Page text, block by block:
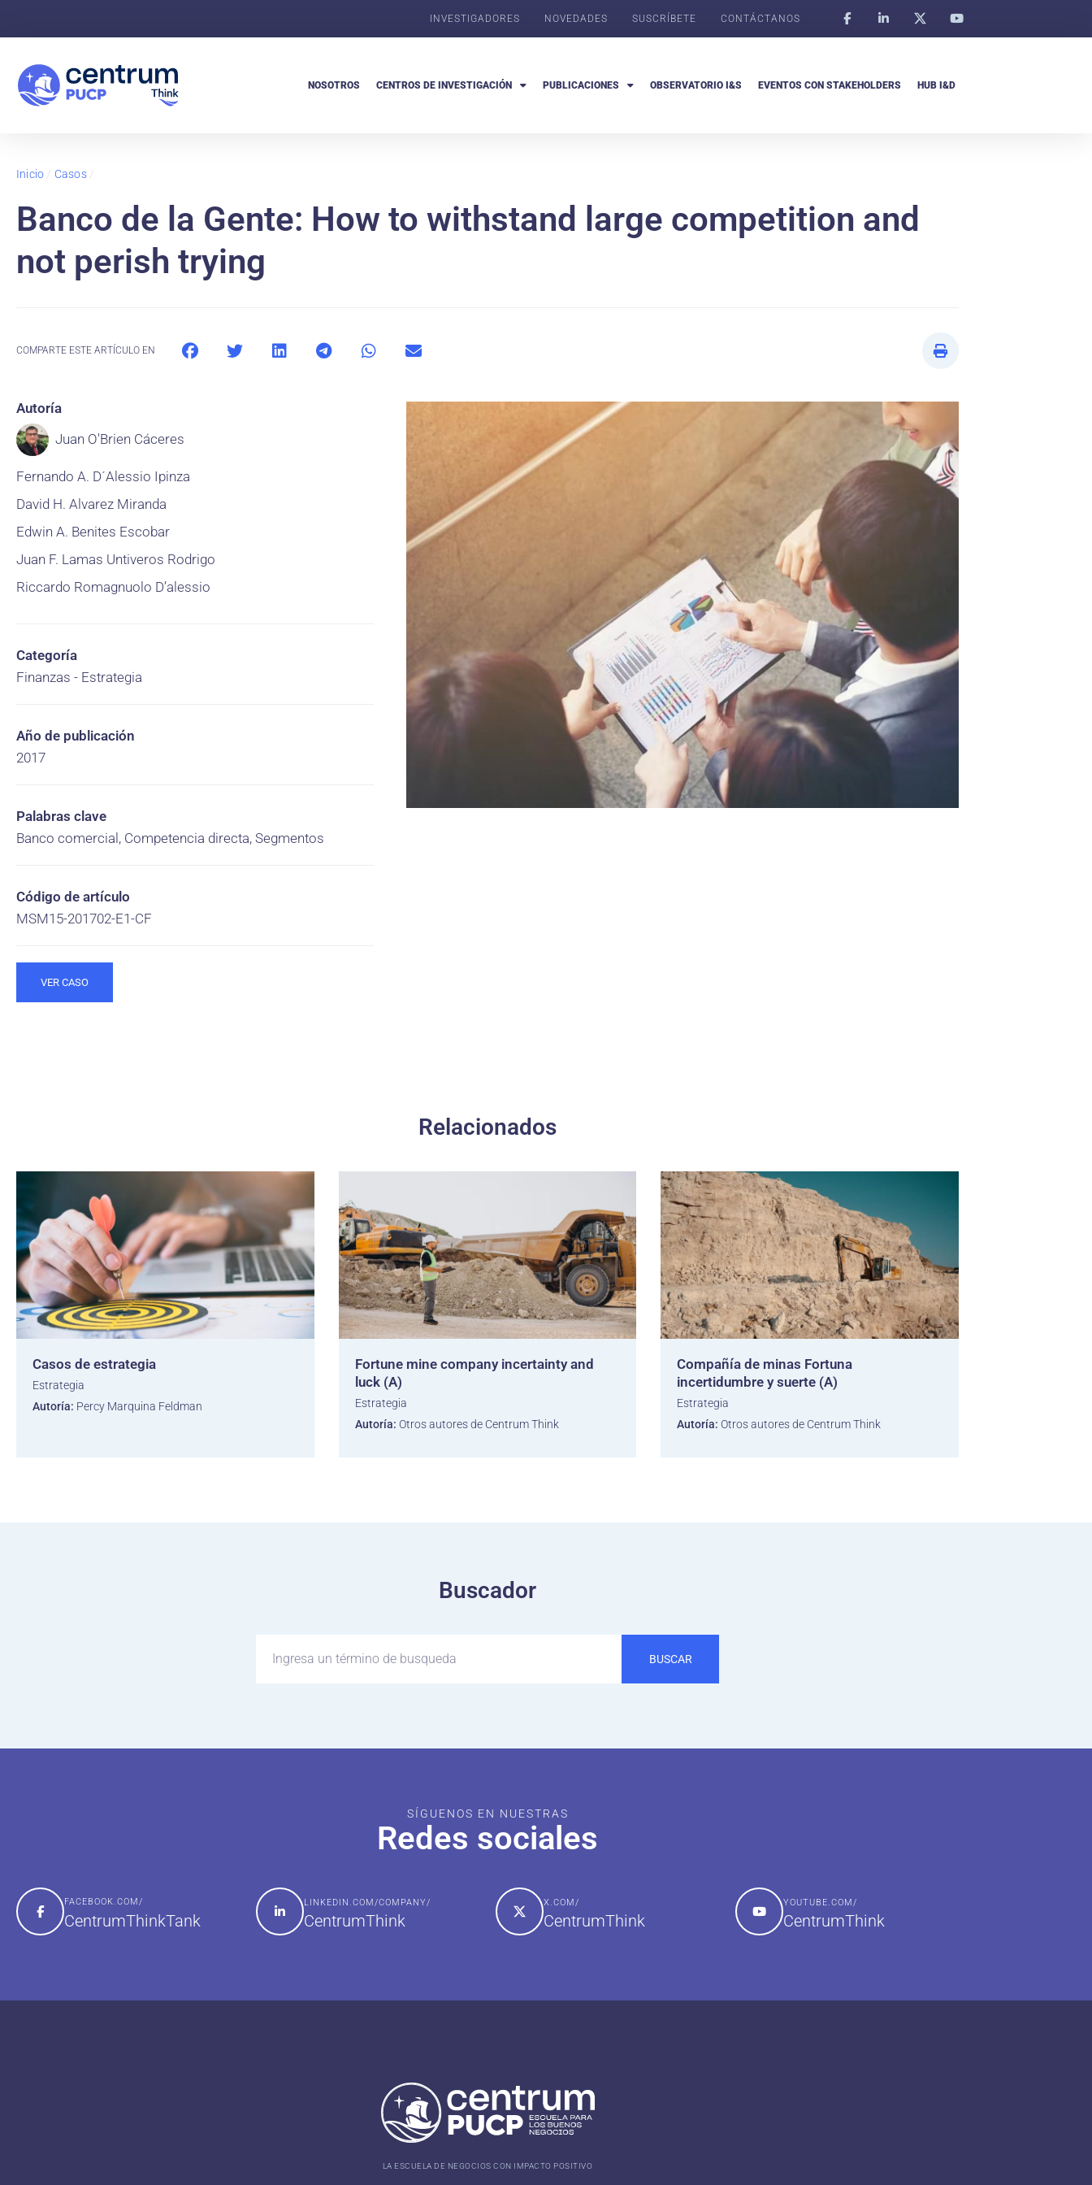
INVESTIGADORES NOVEDADES SUSCRÍBETE CONTÁCTANOS
NOSOTROS CENTROS DE INVESTIGACIÓN PUBLICACIONES OBSERVATORIO I&S EVENTOS CON STAKEHOLDERS HUB I&D
Inicio / Casos/
Banco de la Gente: How to withstand large competition and
not perish trying
COMPARTE ESTE ARTÍCULO EN
Autoría
Juan O'Brien Cáceres
Fernando A. D´Alessio Ipinza
David H. Alvarez Miranda
Edwin A. Benites Escobar
Juan F. Lamas Untiveros Rodrigo
Riccardo Romagnuolo D’alessio
Categoría
Finanzas - Estrategia
Año de publicación
2017
Palabras clave
Banco comercial, Competencia directa, Segmentos
Código de artículo
MSM15-201702-E1-CF
VER CASO
Relacionados
Casos de estrategia
Estrategia
Autoría: Percy Marquina Feldman
Fortune mine company incertainty and
luck (A)
Estrategia
Autoría: Otros autores de Centrum Think
Compañía de minas Fortuna
incertidumbre y suerte (A)
Estrategia
Autoría: Otros autores de Centrum Think
Buscador
BUSCAR
SÍGUENOS EN NUESTRAS
Redes sociales
FACEBOOK.COM/
CentrumThinkTank
LINKEDIN.COM/COMPANY/
CentrumThink
X.COM/
CentrumThink
YOUTUBE.COM/
CentrumThink
LA ESCUELA DE NEGOCIOS CON IMPACTO POSITIVO